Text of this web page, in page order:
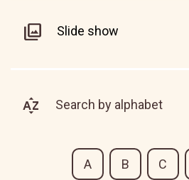
Slide show
Search by alphabet
A B C